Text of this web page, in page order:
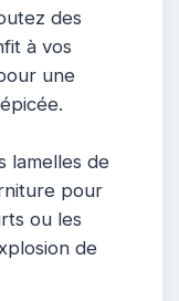
des
à vos
une
lamelles de
pour
ou les
de